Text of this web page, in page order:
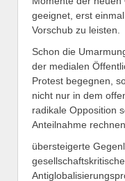
geeignet, erst
Vorschub zu leisten.
Schon die
der medialen
Protest begegnen,
nicht nur in dem
radikale Opposition
Anteilnahme
übersteigerte